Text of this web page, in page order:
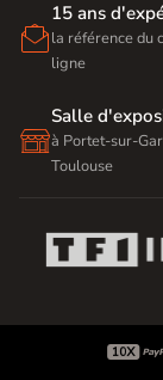

15 ans
la référence du
ligne

Salle
à Portet-sur-
Toulouse
